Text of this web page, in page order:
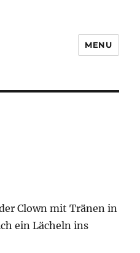
MENU
Clown mit Tränen in
ein Lächeln ins